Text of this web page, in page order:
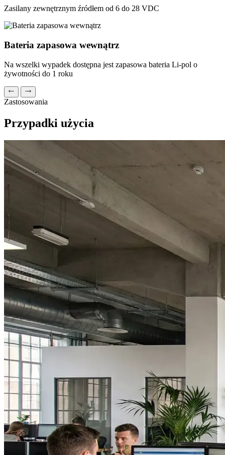
Zasilany zewnętrznym źródłem od 6 do 28 VDC
Bateria zapasowa wewnątrz
Na wszelki wypadek dostępna jest zapasowa bateria Li-pol o
żywotności do 1 roku
Zastosowania
Przypadki użycia